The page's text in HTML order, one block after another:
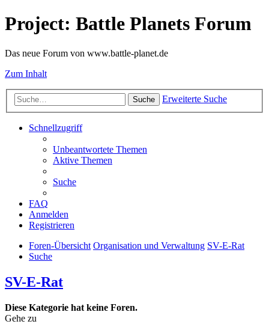
Project: Battle Planets Forum
Das neue Forum von www.battle-planet.de
Zum Inhalt
Suche Erweiterte Suche
Schnellzugriff
Unbeantwortete Themen
Aktive Themen
Suche
FAQ
Anmelden
Registrieren
Foren-Übersicht Organisation und Verwaltung SV-E-Rat
Suche
SV-E-Rat
Diese Kategorie hat keine Foren.
Gehe zu